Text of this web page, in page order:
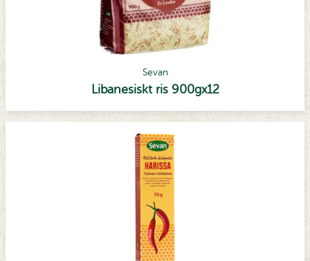
Sevan
Libanesiskt ris 900gx12